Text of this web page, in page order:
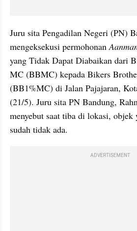
Juru sita Pengadilan Negeri (PN)
mengeksekusi permohonan
yang Tidak Dapat Diabaikan dari
MC (BBMC) kepada Bikers
(BB1%MC) di Jalan Pajajaran,
(21/5). Juru sita PN Bandung,
menyebut saat tiba di lokasi, objek
sudah tidak ada.
ADVERTISEMENT